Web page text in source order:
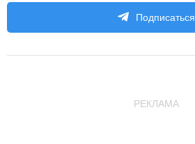
Подписаться
РЕКЛАМА